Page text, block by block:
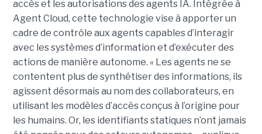
accès et les autorisations des agents IA. Intégrée à
Agent Cloud, cette technologie vise à apporter un
cadre de contrôle aux agents capables d’interagir
avec les systèmes d’information et d’exécuter des
actions de manière autonome. « Les agents ne se
contentent plus de synthétiser des informations, ils
agissent désormais au nom des collaborateurs, en
utilisant les modèles d’accès conçus à l’origine pour
les humains. Or, les identifiants statiques n’ont jamais